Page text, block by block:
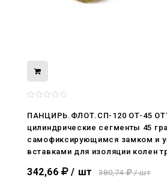
ПАНЦИРЬ.ФЛОТ.СП-120 ОТ-45
цилиндрические сегменты 45
самофиксирующимся замком и
вставками для изоляции колен
342,66 / шт 380,74 / шт
С Днём Победы.